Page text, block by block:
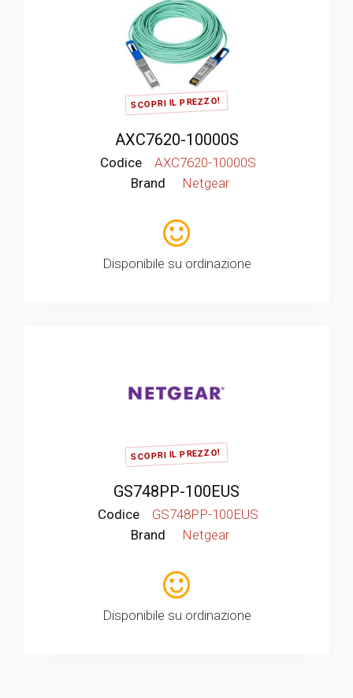
SCOPRI IL PREZZO!
AXC7620-10000S
Codice
AXC7620-10000S
Brand
Netgear
Disponibile su ordinazione
SCOPRI IL PREZZO!
GS748PP-100EUS
Codice
GS748PP-100EUS
Brand
Netgear
Disponibile su ordinazione